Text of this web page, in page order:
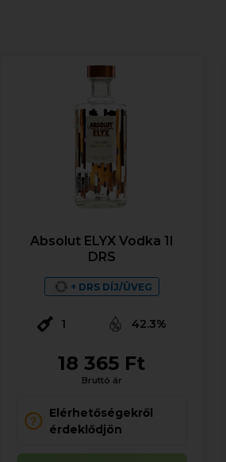
Absolut ELYX Vodka 1l
DRS
+ DRS DÍJ/ÜVEG
1 42.3%
18 365 Ft
Bruttó ár
Elérhetőségekről
érdeklődjön